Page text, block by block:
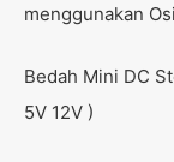
menggunakan
Bedah Mini DC
5V 12V )